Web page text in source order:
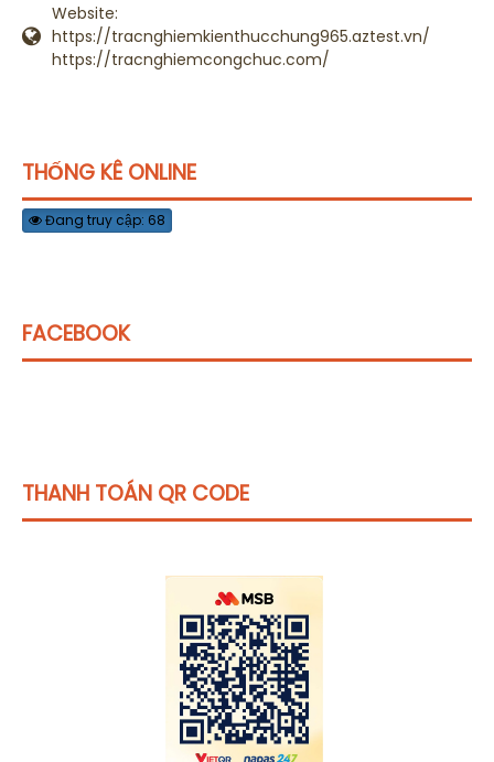
Website:
https://tracnghiemkienthucchung965.aztest.vn/
https://tracnghiemcongchuc.com/
THỐNG KÊ ONLINE
Đang truy cập: 68
FACEBOOK
THANH TOÁN QR CODE